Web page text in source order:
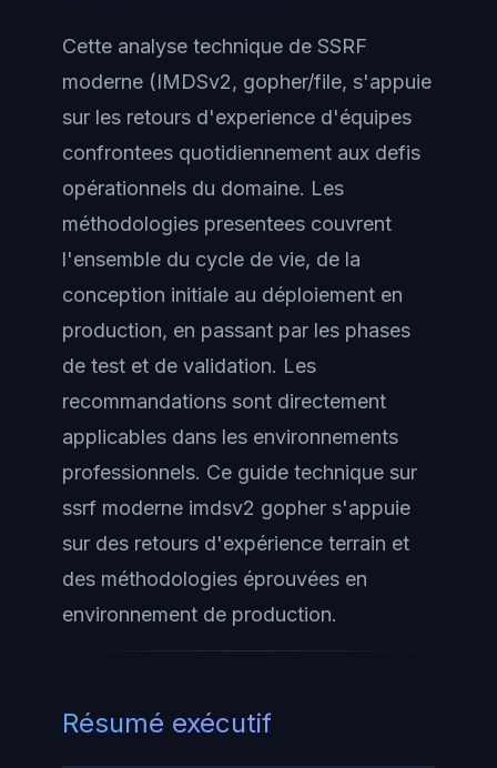
Cette analyse technique de SSRF
moderne (IMDSv2, gopher/file, s'appuie
sur les retours d'experience d'équipes
confrontees quotidiennement aux defis
opérationnels du domaine. Les
méthodologies presentees couvrent
l'ensemble du cycle de vie, de la
conception initiale au déploiement en
production, en passant par les phases
de test et de validation. Les
recommandations sont directement
applicables dans les environnements
professionnels. Ce guide technique sur
ssrf moderne imdsv2 gopher s'appuie
sur des retours d'expérience terrain et
des méthodologies éprouvées en
environnement de production.
Résumé exécutif